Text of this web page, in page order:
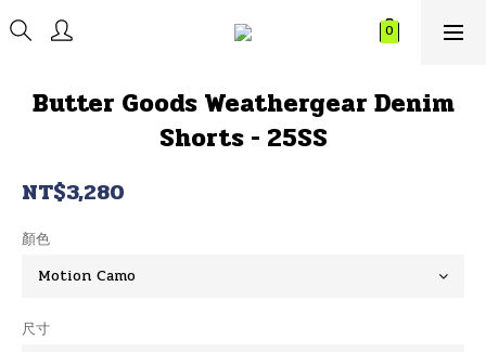
Butter Goods Weathergear Denim
Shorts - 25SS
NT$3,280
顏色
尺寸